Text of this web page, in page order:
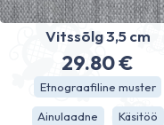
Vitssõlg 3,5 cm
29.80€
Etnograafiline muster
Ainulaadne Käsitöö